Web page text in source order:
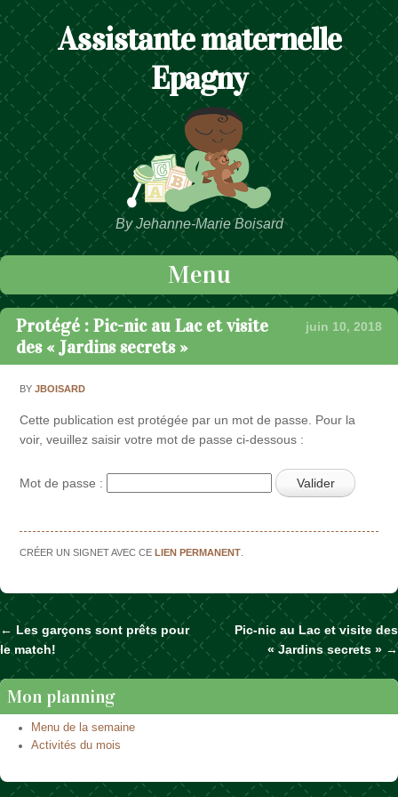
Assistante maternelle
Epagny
By Jehanne-Marie Boisard
Menu
Passer au contenu
Protégé : Pic-nic au Lac et visite
des « Jardins secrets »
juin 10, 2018
BYJBOISARD
Cette publication est protégée par un mot de passe. Pour la
voir, veuillez saisir votre mot de passe ci-dessous :
Mot de passe :
CRÉER UN SIGNET AVEC CELIEN PERMANENT
Naviguer dans les articles
← Les garçons sont prêts pour
le match!
Pic-nic au Lac et visite des
« Jardins secrets » →
Mon planning
Menu de la semaine
Activités du mois